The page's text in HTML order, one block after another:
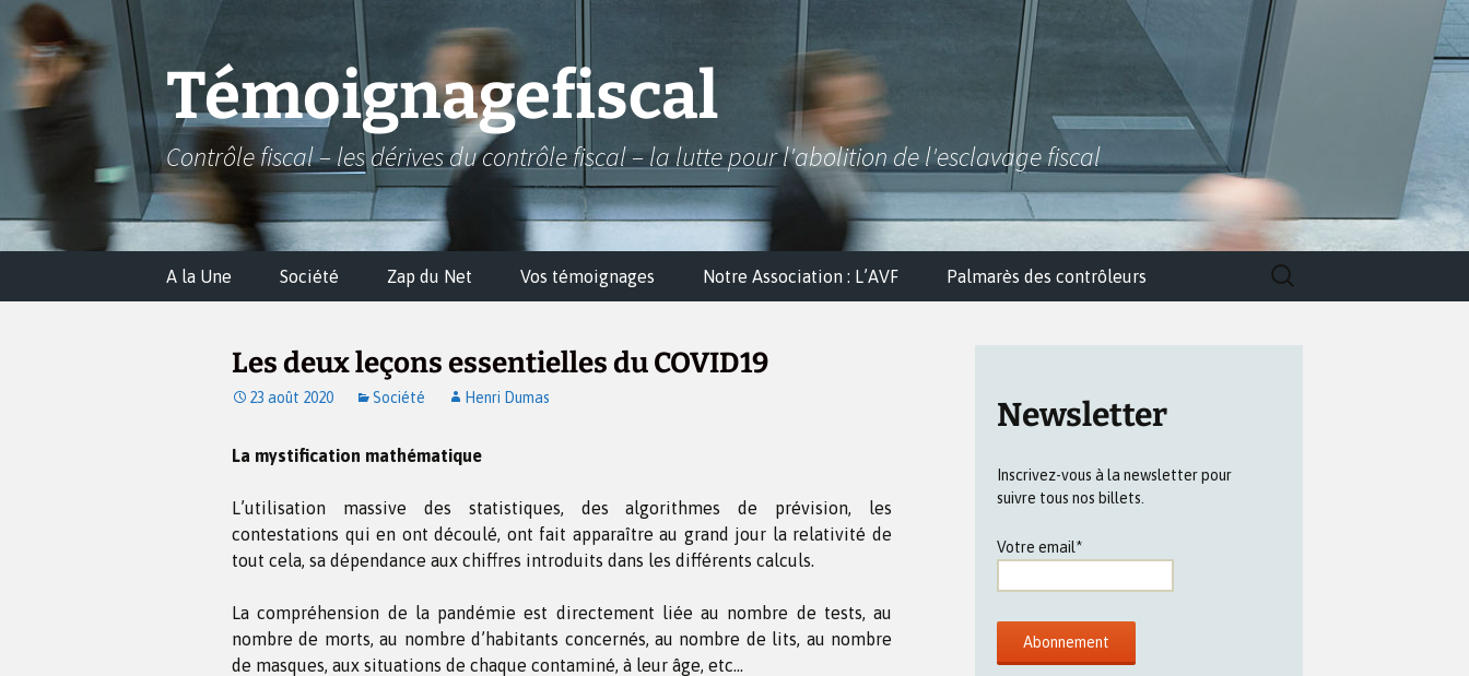
Aller
au
contenu
Témoignagefiscal
Contrôle fiscal – les dérives du contrôle fiscal – la lutte pour l'abolition de l'esclavage fiscal
A la Une Société Zap du Net Vos témoignages Notre Association : L’AVF Palmarès des contrôleurs
Rechercher :
Les deux leçons essentielles du COVID19
23 août 2020 Société Henri Dumas
La mystification mathématique
L’utilisation massive des statistiques, des algorithmes de prévision, les
contestations qui en ont découlé, ont fait apparaître au grand jour la relativité de
tout cela, sa dépendance aux chiffres introduits dans les différents calculs.
La compréhension de la pandémie est directement liée au nombre de tests, au
nombre de morts, au nombre d’habitants concernés, au nombre de lits, au nombre
de masques, aux situations de chaque contaminé, à leur âge, etc…
Newsletter
Inscrivez-vous à la newsletter pour
suivre tous nos billets.
Votre email*